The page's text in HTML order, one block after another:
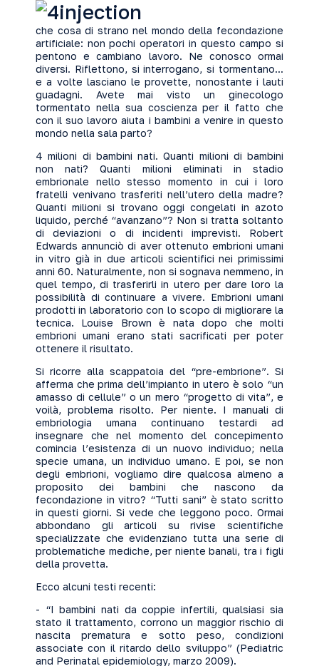
che cosa di strano nel mondo della fecondazione
artificiale: non pochi operatori in questo campo si
pentono e cambiano lavoro. Ne conosco ormai
diversi. Riflettono, si interrogano, si tormentano...
e a volte lasciano le provette, nonostante i lauti
guadagni. Avete mai visto un ginecologo
tormentato nella sua coscienza per il fatto che
con il suo lavoro aiuta i bambini a venire in questo
mondo nella sala parto?
4 milioni di bambini nati. Quanti milioni di bambini
non nati? Quanti milioni eliminati in stadio
embrionale nello stesso momento in cui i loro
fratelli venivano trasferiti nell’utero della madre?
Quanti milioni si trovano oggi congelati in azoto
liquido, perché “avanzano”? Non si tratta soltanto
di deviazioni o di incidenti imprevisti. Robert
Edwards annunciò di aver ottenuto embrioni umani
in vitro già in due articoli scientifici nei primissimi
anni 60. Naturalmente, non si sognava nemmeno, in
quel tempo, di trasferirli in utero per dare loro la
possibilità di continuare a vivere. Embrioni umani
prodotti in laboratorio con lo scopo di migliorare la
tecnica. Louise Brown è nata dopo che molti
embrioni umani erano stati sacrificati per poter
ottenere il risultato.
Si ricorre alla scappatoia del “pre-embrione”. Si
afferma che prima dell’impianto in utero è solo “un
amasso di cellule” o un mero “progetto di vita”, e
voilà, problema risolto. Per niente. I manuali di
embriologia umana continuano testardi ad
insegnare che nel momento del concepimento
comincia l’esistenza di un nuovo individuo; nella
specie umana, un individuo umano. E poi, se non
degli embrioni, vogliamo dire qualcosa almeno a
proposito dei bambini che nascono da
fecondazione in vitro? “Tutti sani” è stato scritto
in questi giorni. Si vede che leggono poco. Ormai
abbondano gli articoli su rivise scientifiche
specializzate che evidenziano tutta una serie di
problematiche mediche, per niente banali, tra i figli
della provetta.
Ecco alcuni testi recenti:
- “I bambini nati da coppie infertili, qualsiasi sia
stato il trattamento, corrono un maggior rischio di
nascita prematura e sotto peso, condizioni
associate con il ritardo dello sviluppo” (Pediatric
and Perinatal epidemiology, marzo 2009).